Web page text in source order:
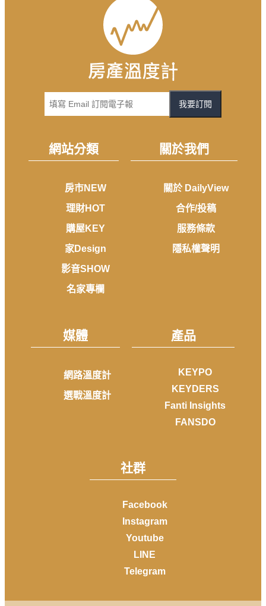
我要訂閱
網站分類
房市NEW
理財HOT
購屋KEY
家Design
影音SHOW
名家專欄
關於我們
關於 DailyView
合作/投稿
服務條款
隱私權聲明
媒體
網路溫度計
選戰溫度計
產品
KEYPO
KEYDERS
Fanti Insights
FANSDO
社群
Facebook
Instagram
Youtube
LINE
Telegram